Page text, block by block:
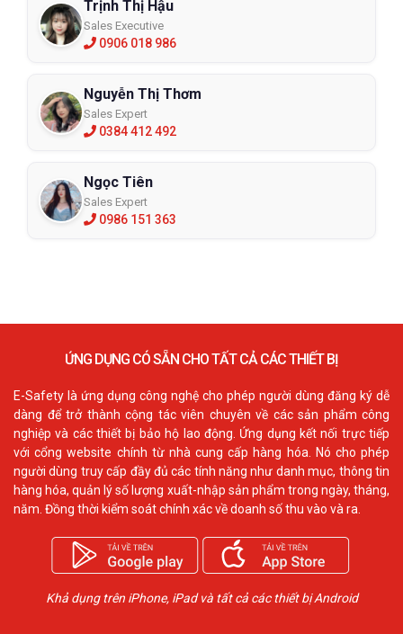
Trịnh Thị Hậu
Sales Executive
0906 018 986
Nguyễn Thị Thơm
Sales Expert
0384 412 492
Ngọc Tiên
Sales Expert
0986 151 363
ỨNG DỤNG CÓ SẴN CHO TẤT CẢ CÁC THIẾT BỊ
E-Safety là ứng dụng công nghệ cho phép người dùng đăng ký dễ
dàng để trở thành cộng tác viên chuyên về các sản phẩm công
nghiệp và các thiết bị bảo hộ lao động. Ứng dụng kết nối trực tiếp
với cổng website chính từ nhà cung cấp hàng hóa. Nó cho phép
người dùng truy cấp đầy đủ các tính năng như danh mục, thông tin
hàng hóa, quản lý số lượng xuất-nhập sản phẩm trong ngày, tháng,
năm. Đồng thời kiểm soát chính xác về doanh số thu vào và ra.
Khả dụng trên iPhone, iPad và tất cả các thiết bị Android